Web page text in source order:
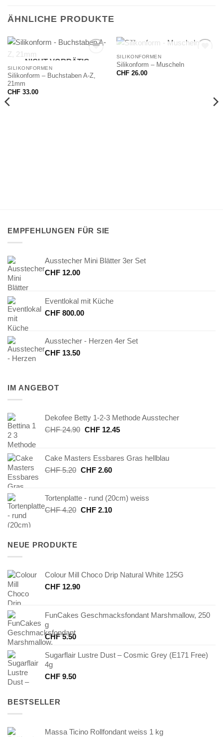
ÄHNLICHE PRODUKTE
NICHT VORRÄTIG
SILIKONFORMEN
Silikonform – Buchstaben A-Z,
21mm
CHF33.00
NICHT VORRÄTIG
SILIKONFORMEN
Silikonform – Muscheln
CHF26.00
EMPFEHLUNGEN FÜR SIE
Ausstecher Mini Blätter 3er Set
CHF 12.00
Eventlokal mit Küche
CHF 800.00
Ausstecher - Herzen 4er Set
CHF 13.50
IM ANGEBOT
Dekofee Betty 1-2-3 Methode Ausstecher
CHF24.90 Ursprünglicher
CHF 24.90
CHF12.45Aktueller
CHF 12.45.
Cake Masters Essbares Gras hellblau
CHF5.20 Ursprünglicher
CHF 5.20
CHF2.60Aktueller
CHF 2.60.
Tortenplatte - rund (20cm) weiss
CHF4.20 Ursprünglicher
CHF2.10Aktueller
NEUE PRODUKTE
Colour Mill Choco Drip Natural White 125G
CHF 12.90
FunCakes Geschmacksfondant Marshmallow, 250
g
CHF5.50
Sugarflair Lustre Dust – Cosmic Grey (E171 Free)
4g
CHF 9.50
BESTSELLER
Massa Ticino Rollfondant weiss 1 kg